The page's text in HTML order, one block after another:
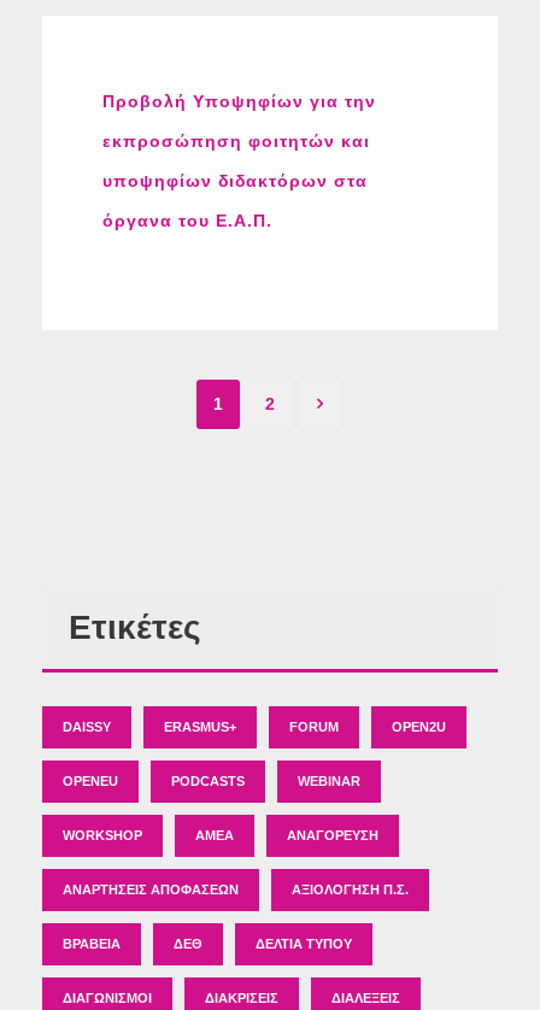
Προβολή Υποψηφίων για την
εκπροσώπηση φοιτητών και
υποψηφίων διδακτόρων στα
όργανα του Ε.Α.Π.
1 2
Ετικέτες
DAISSY ERASMUS+ FORUM OPEN2U
OPENEU PODCASTS WEBINAR
WORKSHOP ΑΜΕΑ ΑΝΑΓΌΡΕΥΣΗ
ΑΝΑΡΤΉΣΕΙΣ ΑΠΟΦΆΣΕΩΝ ΑΞΙΟΛΌΓΗΣΗ Π.Σ.
ΒΡΑΒΕΊΑ ΔΕΘ ΔΕΛΤΊΑ ΤΎΠΟΥ
ΔΙΑΓΩΝΙΣΜΟΊ ΔΙΑΚΡΊΣΕΙΣ ΔΙΑΛΈΞΕΙΣ